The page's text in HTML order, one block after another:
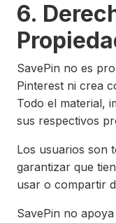
6.
SavePin no es
Pinterest ni crea
Todo el material,
sus respectivos
Los usuarios son
garantizar que
usar o compartir
SavePin no